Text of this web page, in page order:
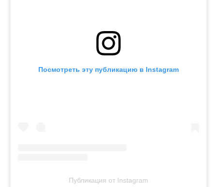
Посмотреть эту публикацию в Instagram
Публикация от Instagram